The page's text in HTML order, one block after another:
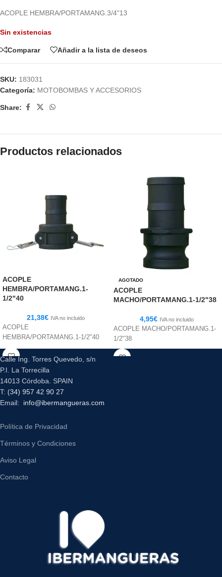
ACOPLE HEMBRA/PORTAMANG.3/4"13
Sin existencias
Comparar Añadir a la lista de deseos
SKU: 183031
Categoría: MOTOBOMBAS Y ACCESORIOS
Share:
Productos relacionados
ACOPLE
HEMBRA/PORTAMANG.1-
1/2"40
21,38€ IVA no incluido
ACOPLE
HEMBRA/PORTAMANG.1-1/2"40
AGOTADO
ACOPLE
MACHO/PORTAMANG.1-1/2"38
4,95€ IVA no incluido
ACOPLE MACHO/PORTAMANG.1-
1/2"38
Calle Ing. Torres Quevedo, s/n
P.I. La Torrecilla
14013 Córdoba. SPAIN
T: (34) 957 42 90 27
Email: info@ibermangueras.com
Política de Privacidad
Términos y Condiciones
Aviso Legal
Contacto